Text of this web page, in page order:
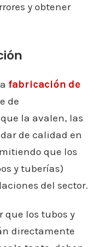
y obtener
fabricación de
de
la avalen, las
de calidad en
que los
y tuberías)
del sector.
que los tubos y
directamente